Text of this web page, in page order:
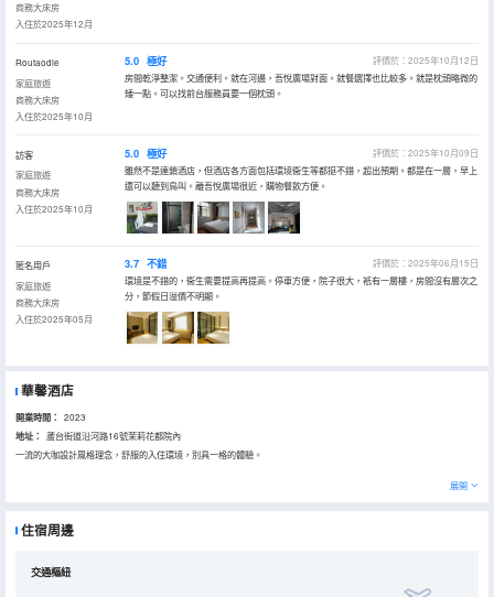
商務大床房
入住於2025年12月
Routaodie
家庭旅遊
商務大床房
入住於2025年10月
5.0 極好
評價於：2025年10月12日
房間乾淨整潔。交通便利。就在河邊，吾悅廣場對面。就餐選擇也比較多。就是枕頭略微的
矮一點。可以找前台服務員要一個枕頭。
訪客
家庭旅遊
商務大床房
入住於2025年10月
5.0 極好
評價於：2025年10月09日
雖然不是連鎖酒店，但酒店各方面包括環境衞生等都挺不錯，超出預期。都是在一層，早上
還可以聽到鳥叫。離吾悅廣場很近，購物餐飲方便。
匿名用戶
家庭旅遊
商務大床房
入住於2025年05月
3.7 不錯
評價於：2025年06月15日
環境是不錯的，衞生需要提高再提高。停車方便，院子很大，衹有一層樓，房間沒有層次之
分，節假日溢價不明顯。
華馨酒店
開業時間： 2023
地址：
蘆台街道沿河路16號茉莉花都院內
一流的大咖設計風格理念，舒服的入住環境，別具一格的體驗。
展開
住宿周邊
交通樞紐